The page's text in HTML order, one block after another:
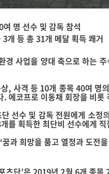
여 명 선수 및 감독 참석
3개 등 총 31개 메달 획득 쾌거
경 사업을 양대 축으로 하는
, 사격 등 10개 종목 40여 명
. 에코프로 이동채 회장을 비롯
선수 및 감독 전원에게 소정
개를 획득한 최단비 선수에게
과 희망을 품고 열정과 도전